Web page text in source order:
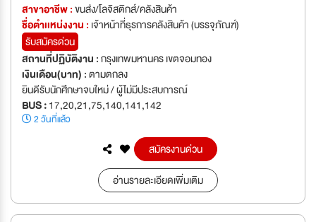
สาขาอาชีพ :ขนส่ง/โลจิสติกส์/คลังสินค้า
ชื่อตำเเหน่งงาน : เจ้าหน้าที่ธุรการคลังสินค้า (บรรจุภัณฑ์)
รับสมัครด่วน
สถานที่ปฏิบัติงาน :กรุงเทพมหานคร เขตจอมทอง
เงินเดือน(บาท) :ตามตกลง
ยินดีรับนักศึกษาจบใหม่ / ผู้ไม่มีประสบการณ์
BUS :17,20,21,75,140,141,142
2 วันที่แล้ว
สมัครงานด่วน
อ่านรายละเอียดเพิ่มเติม